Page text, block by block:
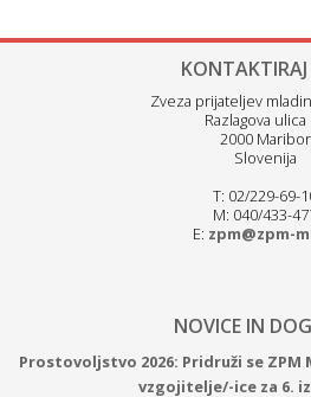
Zveza prijateljev
Razlagova ulica
2000 Maribor
Slovenija
T: 02/229-69-
M: 040/433-
E: zpm@zpm-
NOVICE IN
Prostovoljstvo 2026: Pridruži se
vzgojitelje/-ice za 6.